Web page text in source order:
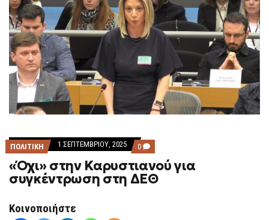
ΠΟΛΙΤΙΚΗ 1 ΣΕΠΤΕΜΒΡΊΟΥ, 2025 0 COMMENTS
ON
«ΌΧΙ»
ΣΤΗΝ
ΚΑΡΥΣΤΙΑΝΟΎ
«Όχι» στην Καρυστιανού για
συγκέντρωση στη ΔΕΘ
Κοινοποιήστε